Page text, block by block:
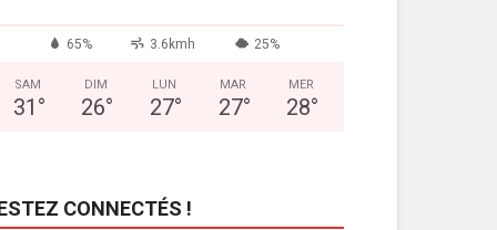
65% 3.6kmh 25%
SAM
31 °
DIM
26°
LUN
27°
MAR
27°
MER
28°
CONNECTÉS !